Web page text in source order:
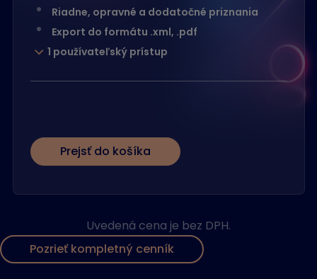
Riadne, opravné a dodatočné priznania
Export do formátu .xml, .pdf
1 používateľský prístup
Prejsť do košíka
Uvedená cena je bez DPH.
Pozrieť kompletný cenník